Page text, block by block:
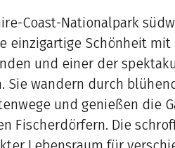
Coast-Nationalpark
einzigartige Schönheit mit
und einer der
Sie wandern durch
und genießen die
Fischerdörfern. Die